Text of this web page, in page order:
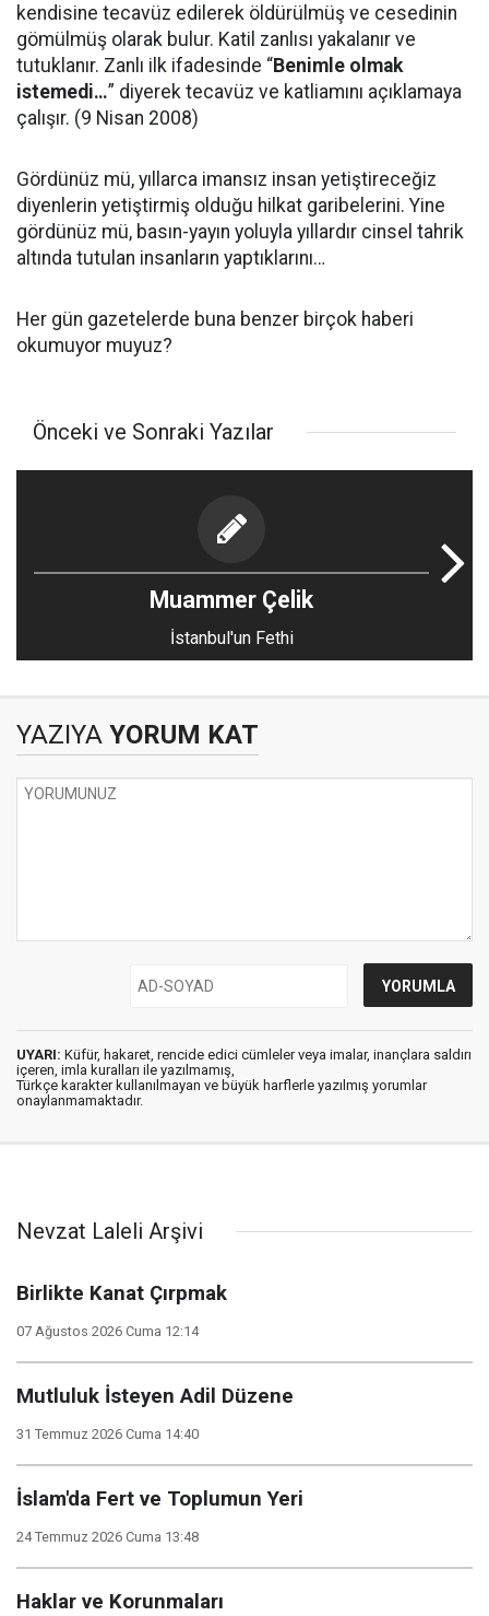
kendisine tecavüz edilerek öldürülmüş ve cesedinin
gömülmüş olarak bulur. Katil zanlısı yakalanır ve
tutuklanır. Zanlı ilk ifadesinde “Benimle olmak
istemedi…” diyerek tecavüz ve katliamını açıklamaya
çalışır. (9 Nisan 2008)
Gördünüz mü, yıllarca imansız insan yetiştireceğiz
diyenlerin yetiştirmiş olduğu hilkat garibelerini. Yine
gördünüz mü, basın-yayın yoluyla yıllardır cinsel tahrik
altında tutulan insanların yaptıklarını…
Her gün gazetelerde buna benzer birçok haberi
okumuyor muyuz?
Önceki ve Sonraki Yazılar
Muammer Çelik
İstanbul'un Fethi
YAZIYA YORUM KAT
UYARI: Küfür, hakaret, rencide edici cümleler veya imalar, inançlara saldırı
içeren, imla kuralları ile yazılmamış,
Türkçe karakter kullanılmayan ve büyük harflerle yazılmış yorumlar
onaylanmamaktadır.
Nevzat Laleli Arşivi
Birlikte Kanat Çırpmak
07 Ağustos 2026 Cuma 12:14
Mutluluk İsteyen Adil Düzene
31 Temmuz 2026 Cuma 14:40
İslam'da Fert ve Toplumun Yeri
24 Temmuz 2026 Cuma 13:48
Haklar ve Korunmaları